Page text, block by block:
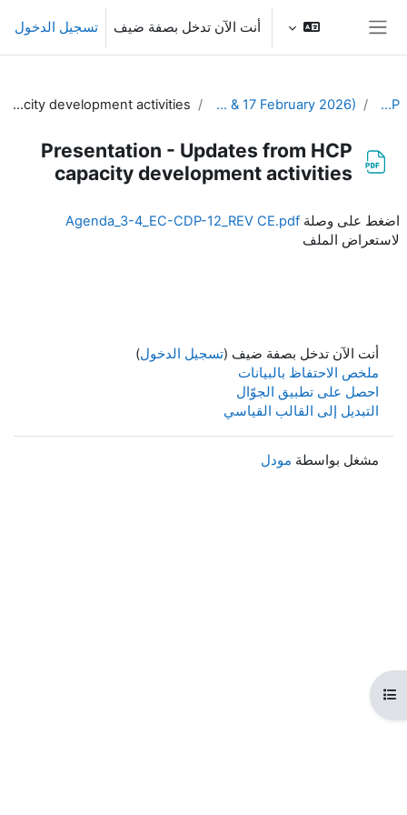
تخطى إلى المحتوى الرئيسي
أنت الآن تدخل بصفة ضيف تسجيل الدخول
المقرر
EC-CDP
12th Meeting of the EC-CDP (16 & 17 February 2026)
Presentation - Updates from HCP capacity development activities
Presentation - Updates from HCP
capacity development activities
اضغط على وصلة Agenda_3-4_EC-CDP-12_REV CE.pdf
لاستعراض الملف
أنت الآن تدخل بصفة ضيف (تسجيل الدخول)
ملخص الاحتفاظ بالبيانات
احصل على تطبيق الجوّال
التبديل إلى القالب القياسي
مشغل بواسطة مودل